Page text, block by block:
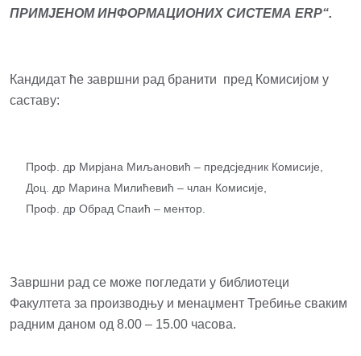
ПРИМЈЕНОМ ИНФОРМАЦИОНИХ СИСТЕМА ERP“.
Кандидат ће завршни рад бранити пред Комисијом у
саставу:
Проф. др Мирјана Миљановић – предсједник Комисије,
Доц. др Марина Милићевић – члан Комисије,
Проф. др Обрад Спаић – ментор.
Завршни рад се може погледати у библиотеци
Факултета за производњу и менаџмент Требиње сваким
радним даном од 8.00 – 15.00 часова.